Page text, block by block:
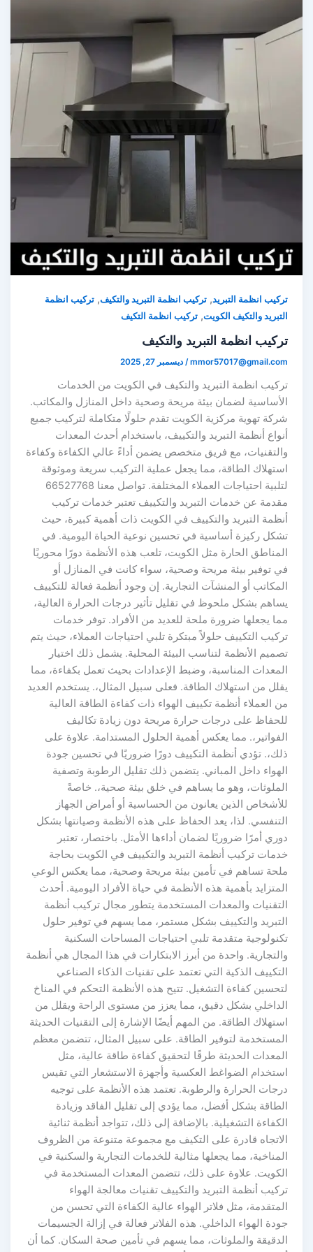
انظمة التبريد ,تركيب انظمة التبريد والتكيف,تركيب انظمة
والتكيف الكويت ,تركيب انظمة التكيف
انظمة التبريد والتكيف
/ديسمبر 27, 2025
انظمة التبريد والتكيف في الكويت من الخدمات
لضمان بيئة مريحة وصحية داخل المنازل والمكاتب.
تهوية مركزية الكويت تقدم حلولًا متكاملة لتركيب جميع
أنظمة التبريد والتكييف، باستخدام أحدث المعدات
مع فريق متخصص يضمن أداءً عالي الكفاءة وكفاءة
الطاقة، مما يجعل عملية التركيب سريعة وموثوقة
لتلبية احتياجات العملاء المختلفة. تواصل معنا 66527768
عن خدمات التبريد والتكييف تعتبر خدمات تركيب
التبريد والتكييف في الكويت ذات أهمية كبيرة، حيث
ركيزة أساسية في تحسين نوعية الحياة اليومية. في
الحارة مثل الكويت، تلعب هذه الأنظمة دورًا محوريًا
توفير بيئة مريحة وصحية، سواء كانت في المنازل أو
أو المنشآت التجارية. إن وجود أنظمة فعالة للتكييف
بشكل ملحوظ في تقليل تأثير درجات الحرارة العالية،
يجعلها ضرورة ملحة للعديد من الأفراد. توفر خدمات
التكييف حلولاً مبتكرة تلبي احتياجات العملاء، حيث يتم
الأنظمة لتناسب البيئة المحلية. يشمل ذلك اختيار
المناسبة، وضبط الإعدادات بحيث تعمل بكفاءة، مما
من استهلاك الطاقة. فعلى سبيل المثال،. يستخدم العديد
العملاء أنظمة تكييف الهواء ذات كفاءة الطاقة العالية
على درجات حرارة مريحة دون زيادة تكاليف
مما يعكس أهمية الحلول المستدامة. علاوة على
تؤدي أنظمة التكييف دورًا ضروريًا في تحسين جودة
داخل المباني. يتضمن ذلك تقليل الرطوبة وتصفية
وهو ما يساهم في خلق بيئة صحية،. خاصةً
الذين يعانون من الحساسية أو أمراض الجهاز
لذا، يعد الحفاظ على هذه الأنظمة وصيانتها بشكل
أمرًا ضروريًا لضمان أداءها الأمثل. باختصار، تعتبر
تركيب أنظمة التبريد والتكييف في الكويت بحاجة
تساهم في تأمين بيئة مريحة وصحية، مما يعكس الوعي
بأهمية هذه الأنظمة في حياة الأفراد اليومية. أحدث
والمعدات المستخدمة يتطور مجال تركيب أنظمة
والتكييف بشكل مستمر، مما يسهم في توفير حلول
متقدمة تلبي احتياجات المساحات السكنية
واحدة من أبرز الابتكارات في هذا المجال هي أنظمة
الذكية التي تعتمد على تقنيات الذكاء الصناعي
كفاءة التشغيل. تتيح هذه الأنظمة التحكم في المناخ
بشكل دقيق، مما يعزز من مستوى الراحة ويقلل من
الطاقة. من المهم أيضًا الإشارة إلى التقنيات الحديثة
لتوفير الطاقة. على سبيل المثال، تتضمن معظم
الحديثة طرقًا لتحقيق كفاءة طاقة عالية، مثل
الضواغط العكسية وأجهزة الاستشعار التي تقيس
الحرارة والرطوبة. تعتمد هذه الأنظمة على توجيه
بشكل أفضل، مما يؤدي إلى تقليل الفاقد وزيادة
التشغيلية. بالإضافة إلى ذلك، تتواجد أنظمة ثنائية
قادرة على التكيف مع مجموعة متنوعة من الظروف
مما يجعلها مثالية للخدمات التجارية والسكنية في
علاوة على ذلك، تتضمن المعدات المستخدمة في
أنظمة التبريد والتكييف تقنيات معالجة الهواء
مثل فلاتر الهواء عالية الكفاءة التي تحسن من
الهواء الداخلي. هذه الفلاتر فعالة في إزالة الجسيمات
والملوثات، مما يسهم في تأمين صحة السكان. كما أن